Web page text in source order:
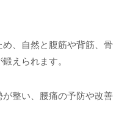
、自然と腹筋や背筋、骨
えられます。
整い、腰痛の予防や改善